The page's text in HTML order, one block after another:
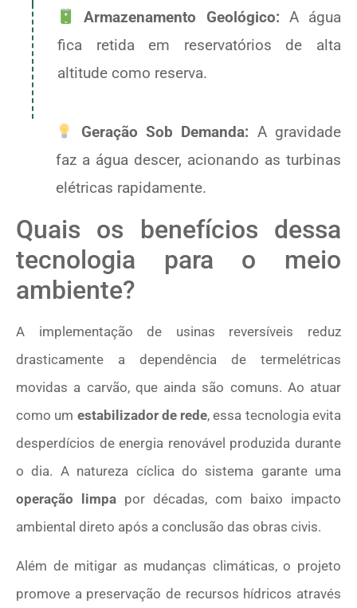
Armazenamento Geológico: A água
fica retida em reservatórios de alta
altitude como reserva.
Geração Sob Demanda: A gravidade
faz a água descer, acionando as turbinas
elétricas rapidamente.
Quais os benefícios dessa
tecnologia para o meio
ambiente?
A implementação de usinas reversíveis reduz
drasticamente a dependência de termelétricas
movidas a carvão, que ainda são comuns. Ao atuar
como um estabilizador de rede, essa tecnologia evita
desperdícios de energia renovável produzida durante
o dia. A natureza cíclica do sistema garante uma
operação limpa por décadas, com baixo impacto
ambiental direto após a conclusão das obras civis.
Além de mitigar as mudanças climáticas, o projeto
promove a preservação de recursos hídricos através